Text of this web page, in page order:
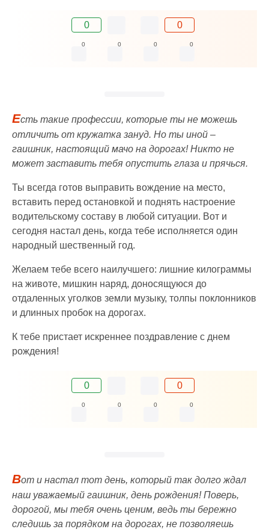
0 0
0 0 0 0
Есть такие профессии, которые ты не можешь
отличить от кружатка зануд. Но ты иной –
гаишник, настоящий мачо на дорогах! Никто не
может заставить тебя опустить глаза и прячься.
Ты всегда готов выправить вождение на место,
вставить перед остановкой и поднять настроение
водительскому составу в любой ситуации. Вот и
сегодня настал день, когда тебе исполняется один
народный шественный год.
Желаем тебе всего наилучшего: лишние килограммы
на животе, мишкин наряд, доносящуюся до
отдаленных уголков земли музыку, толпы поклонников
и длинных пробок на дорогах.
К тебе пристает искреннее поздравление с днем
рождения!
0 0
0 0 0 0
Вот и настал тот день, который так долго ждал
наш уважаемый гаишник, день рождения! Поверь,
дорогой, мы тебя очень ценим, ведь ты бережно
следишь за порядком на дорогах, не позволяешь